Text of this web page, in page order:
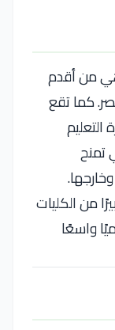
أسيوط عام 1957، وهي من أقدم
كما تقع
تمنح
من الكليات
واسعًا